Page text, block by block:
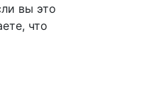
вы это
что